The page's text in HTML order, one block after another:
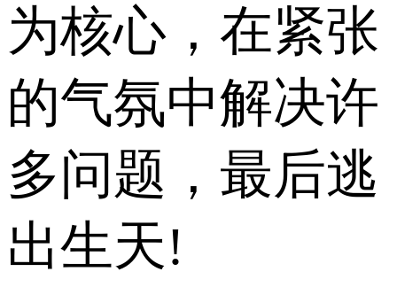
为核心，在紧张
的气氛中解决许
多问题，最后逃
出生天!